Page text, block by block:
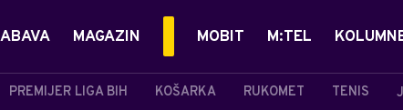
PREMIJER LIGA BIH KOŠARKA RUKOMET TENIS
MAGAZIN MOBIT M:TEL